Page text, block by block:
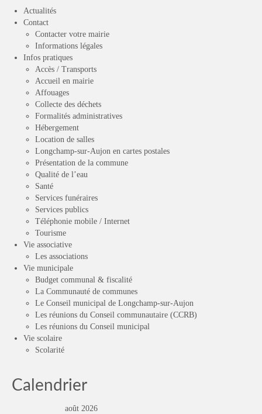
Actualités
Contact
Contacter votre mairie
Informations légales
Infos pratiques
Accès / Transports
Accueil en mairie
Affouages
Collecte des déchets
Formalités administratives
Hébergement
Location de salles
Longchamp-sur-Aujon en cartes postales
Présentation de la commune
Qualité de l’eau
Santé
Services funéraires
Services publics
Téléphonie mobile / Internet
Tourisme
Vie associative
Les associations
Vie municipale
Budget communal & fiscalité
La Communauté de communes
Le Conseil municipal de Longchamp-sur-Aujon
Les réunions du Conseil communautaire (CCRB)
Les réunions du Conseil municipal
Vie scolaire
Scolarité
Calendrier
août 2026